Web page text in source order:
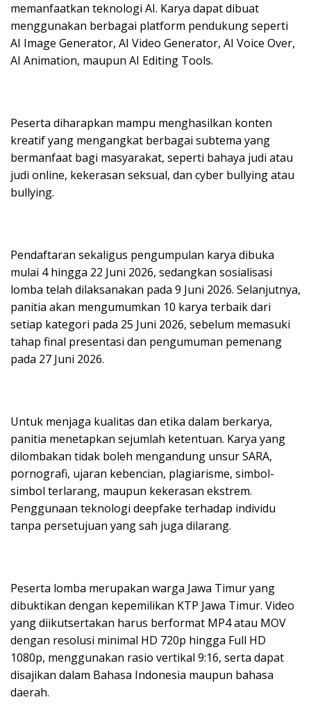
memanfaatkan teknologi AI. Karya dapat dibuat
menggunakan berbagai platform pendukung seperti
AI Image Generator, AI Video Generator, AI Voice Over,
AI Animation, maupun AI Editing Tools.
Peserta diharapkan mampu menghasilkan konten
kreatif yang mengangkat berbagai subtema yang
bermanfaat bagi masyarakat, seperti bahaya judi atau
judi online, kekerasan seksual, dan cyber bullying atau
bullying.
Pendaftaran sekaligus pengumpulan karya dibuka
mulai 4 hingga 22 Juni 2026, sedangkan sosialisasi
lomba telah dilaksanakan pada 9 Juni 2026. Selanjutnya,
panitia akan mengumumkan 10 karya terbaik dari
setiap kategori pada 25 Juni 2026, sebelum memasuki
tahap final presentasi dan pengumuman pemenang
pada 27 Juni 2026.
Untuk menjaga kualitas dan etika dalam berkarya,
panitia menetapkan sejumlah ketentuan. Karya yang
dilombakan tidak boleh mengandung unsur SARA,
pornografi, ujaran kebencian, plagiarisme, simbol-
simbol terlarang, maupun kekerasan ekstrem.
Penggunaan teknologi deepfake terhadap individu
tanpa persetujuan yang sah juga dilarang.
Peserta lomba merupakan warga Jawa Timur yang
dibuktikan dengan kepemilikan KTP Jawa Timur. Video
yang diikutsertakan harus berformat MP4 atau MOV
dengan resolusi minimal HD 720p hingga Full HD
1080p, menggunakan rasio vertikal 9:16, serta dapat
disajikan dalam Bahasa Indonesia maupun bahasa
daerah.